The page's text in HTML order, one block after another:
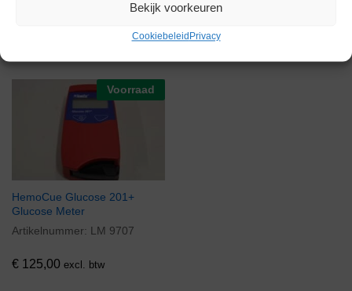
Bekijk voorkeuren
Cookiebeleid Privacy
Gerelateerde producten
Voorraad
HemoCue Glucose 201+
Glucose Meter
Artikelnummer: LM 9707
€ 125,00 excl. btw